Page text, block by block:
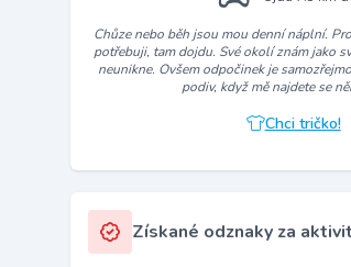
Chůze nebo běh jsou mou denní náplní.
potřebuji, tam dojdu. Své okolí znám jako
neunikne. Ovšem odpočinek je
podiv, když mě najdete se
Chci tričko!
Získané odznaky za